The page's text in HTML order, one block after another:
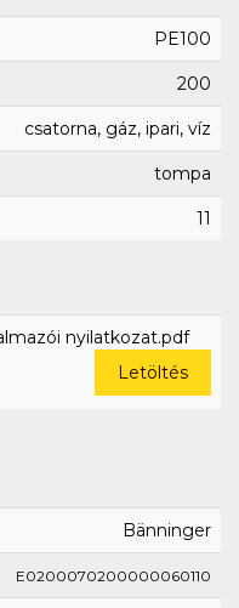
PE100
200
csatorna, gáz, ipari, víz
tompa
11
nyilatkozat.pdf
Letöltés
Bänninger
E0200070200000060110